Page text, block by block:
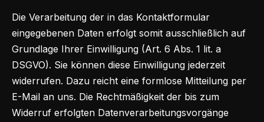
Die Verarbeitung der in das Kontaktformular
eingegebenen Daten erfolgt somit ausschließlich auf
Grundlage Ihrer Einwilligung (Art. 6 Abs. 1 lit. a
DSGVO). Sie können diese Einwilligung jederzeit
widerrufen. Dazu reicht eine formlose Mitteilung per
E-Mail an uns. Die Rechtmäßigkeit der bis zum
Widerruf erfolgten Datenverarbeitungsvorgänge